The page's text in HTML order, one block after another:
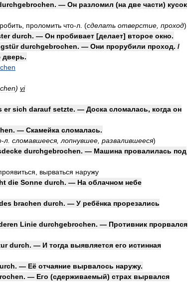
. — Он разломил (на две части) кусок
проломить что-л (сделать отверстие проход)
durch. — Он пробивает [делает] второе окно.
durchgebrochen. — Они прорубили проход. /
дверь.
) vi
er sich darauf setzte. — Доска сломалась, когда он
. — Скамейка сломалась.
-л сломавшееся, лопнувшее развалившееся)
durchgebrochen. — Машина провалилась под
вырваться наружу
die Sonne durch. — На облачном небе
brachen durch. — У ребёнка прорезались
Linie durchgebrochen. — Противник прорвался
durch. — И тогда выявляется его истинная
. — Её отчаяние вырвалось наружу.
. — Его (сдерживаемый) страх вырвался